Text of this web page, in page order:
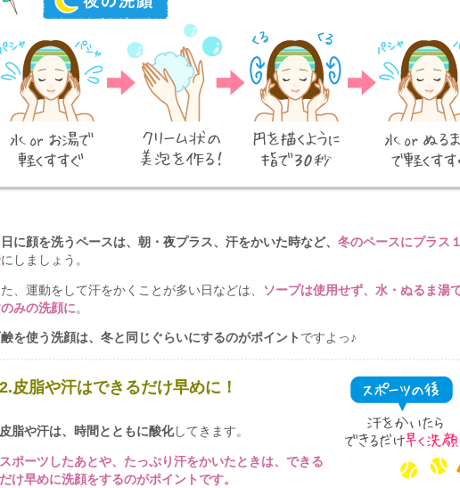
日に顔を洗うペースは、朝・夜プラス、汗をかいた時など、 冬のペースにプラス
にしましょう。
た、運動をして汗をかくことが多い日などは、
ソープは使用せず、水・ぬるま湯
みの洗顔に。
を使う洗顔は、冬と同じぐらいにするのがポイント ですよっ♪
2.皮脂や汗はできるだけ早めに！
皮脂や汗は、時間とともに酸化してきます。
スポーツしたあとや、たっぷり汗をかいたときは、できる
だけ早めに洗顔をするのがポイントです。